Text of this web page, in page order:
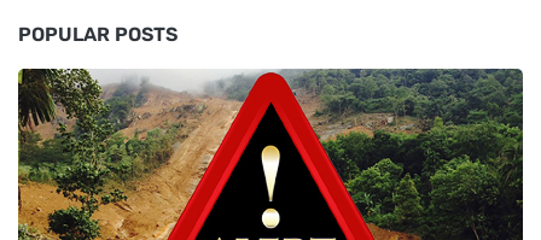
POPULAR POSTS